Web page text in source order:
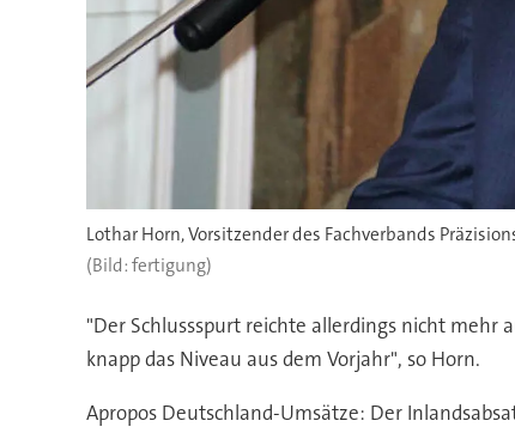
Lothar Horn, Vorsitzender des Fachverbands
(Bild: fertigung)
"Der Schlussspurt reichte allerdings nicht mehr
knapp das Niveau aus dem Vorjahr", so Horn.
Apropos Deutschland-Umsätze: Der